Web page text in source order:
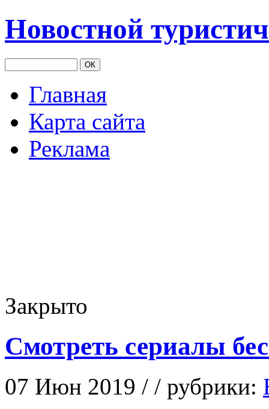
Новостной
Главная
Карта сайта
Реклама
Закрыто
Смотреть сериалы
07 Июн 2019 / / рубрики: